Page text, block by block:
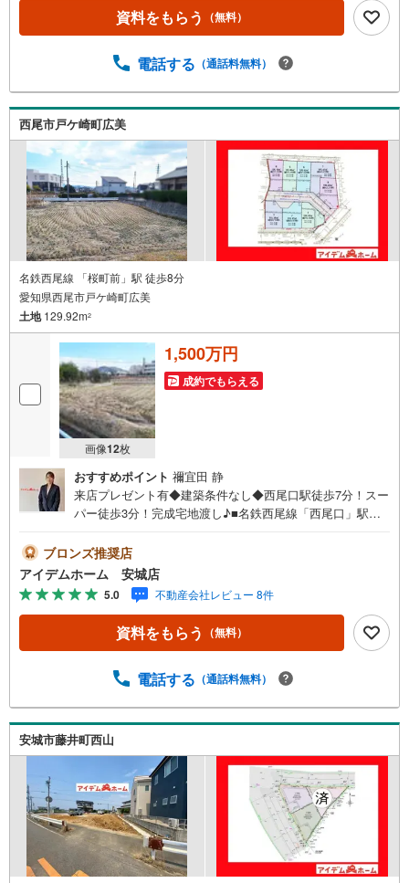
頂けるとスムーズに見学のご案内ができます。＜自己資金0
円でも大丈夫＞*水曜日も営業しております！*今から見た
来ます！*自営業の方・買い替えの方など資金計画でご不安
以外の発売予定物件の情報の提供・現に売り出し中物件の
商談などの販売状況や工事進捗状況の提供・豊富な物件情
報の中からお客様のご要望に合わせて物件をご紹介*アイデ
ムホームではお客様第一での営業を心掛けております*是非
お気軽にお問い合わせくださいませ！
資料をもらう （無料）
電話する （通話料無料）
西尾市戸ケ崎町広美
名鉄西尾線 「桜町前」駅 徒歩8分
愛知県西尾市戸ケ崎町広美
土地129.92m2
画像12枚
1,500万円
成約でもらえる
おすすめポイント 禰宜田 静
来店プレゼント有◆建築条件なし◆西尾口駅徒歩7分！スー
パー徒歩3分！完成宅地渡し♪■名鉄西尾線「西尾口」駅徒
内☆■小中学校徒歩圏内でお子様の通学安心！■建築条件な
し！お好きなハウスメーカーで建築可能♪■ライフライン＆
造成工事後の完成宅地渡し！《本日見学OK》営業時間内
（9:00～19:00）は、下記電話フォームよりお電話をして頂
けるとスムーズに見学のご案内ができます。＜自己資金0円
でも大丈夫！＞*水曜日も営業しております！*今から見た
来ます！*自営業の方・買い替えの方など資金計画でご不安
以外の発売予定物件の情報の提供・現に売り出し中物件の
商談などの販売状況や工事進捗状況の提供・豊富な物件情
報の中からお客様のご要望に合わせて物件をご紹介～*アイ
デムホームではお客様第一での営業を心掛けております*～
是非お気軽にお問い合わせくださいませ！
ブロンズ推奨店
アイデムホーム 安城店
5.0 不動産会社レビュー 8件
資料をもらう （無料）
電話する （通話料無料）
安城市藤井町西山